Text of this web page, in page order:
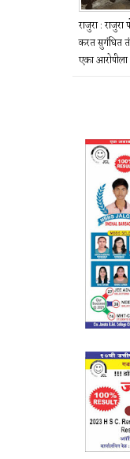
राजुरा :
करत सुगंधित
एका